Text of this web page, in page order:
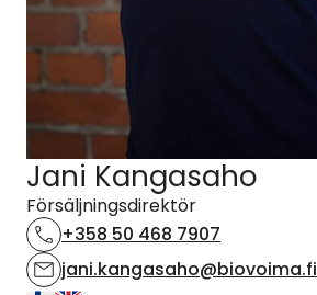
Jani Kangasaho
Försäljningsdirektör
+358 50 468 7907
jani.kangasaho@biovoima.fi